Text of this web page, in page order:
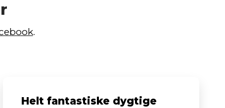
.
Helt fantastiske dygtige